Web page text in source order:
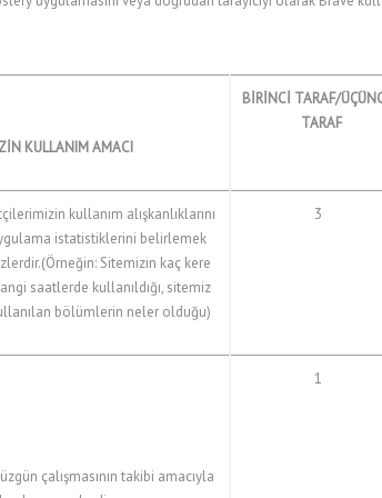
KULLANIM AMACI
BİRİNCİ TARAF/
TARAF
kullanım alışkanlıklarını
istatistiklerini belirlemek
Sitemizin kaç kere
saatlerde kullanıldığı, sitemiz
bölümlerin neler olduğu)
3
çalışmasının takibi amacıyla
1